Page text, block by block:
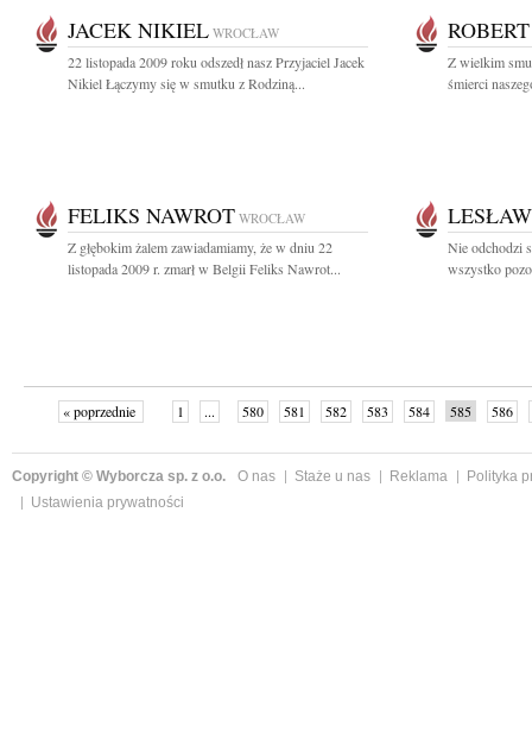
JACEK NIKIEL WROCŁAW
22 listopada 2009 roku odszedł nasz Przyjaciel Jacek
Nikiel Łączymy się w smutku z Rodziną...
Z wielkim
śmierci
FELIKS NAWROT WROCŁAW
Z głębokim żalem zawiadamiamy, że w dniu 22
listopada 2009 r. zmarł w Belgii Feliks Nawrot...
Nie odchodzi
wszystko
« poprzednie 1 ... 580 581 582 583 584 585
586
Copyright © Wyborcza sp. z o.o. O nas Staże u nas Reklama
Polityka
Ustawienia prywatności